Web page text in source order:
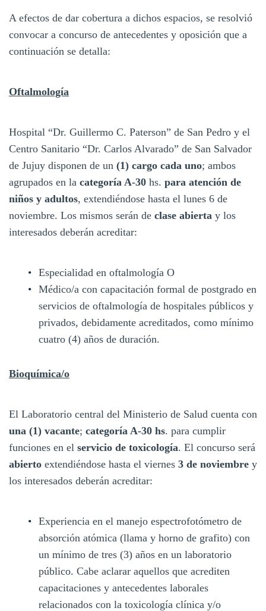
A efectos de dar cobertura a dichos espacios, se resolvió
convocar a concurso de antecedentes y oposición que a
continuación se detalla:
Oftalmología
Hospital “Dr. Guillermo C. Paterson” de San Pedro y el
Centro Sanitario “Dr. Carlos Alvarado” de San Salvador
de Jujuy disponen de un (1) cargo cada uno; ambos
agrupados en la categoría A-30 hs. para atención de
niños y adultos, extendiéndose hasta el lunes 6 de
noviembre. Los mismos serán de clase abierta y los
interesados deberán acreditar:
Especialidad en oftalmología O
Médico/a con capacitación formal de postgrado en
servicios de oftalmología de hospitales públicos y
privados, debidamente acreditados, como mínimo
cuatro (4) años de duración.
Bioquímica/o
El Laboratorio central del Ministerio de Salud cuenta con
una (1) vacante; categoría A-30 hs. para cumplir
funciones en el servicio de toxicología. El concurso será
abierto extendiéndose hasta el viernes 3 de noviembre y
los interesados deberán acreditar:
Experiencia en el manejo espectrofotómetro de
absorción atómica (llama y horno de grafito) con
un mínimo de tres (3) años en un laboratorio
público. Cabe aclarar aquellos que acrediten
capacitaciones y antecedentes laborales
relacionados con la toxicología clínica y/o